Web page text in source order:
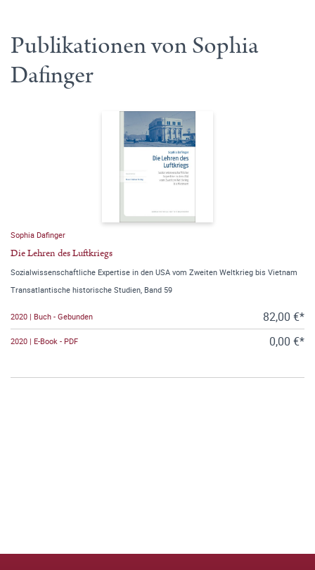
Publikationen von Sophia
Dafinger
Sophia Dafinger
Die Lehren des Luftkriegs
Sozialwissenschaftliche Expertise in den USA vom Zweiten Weltkrieg bis Vietnam
Transatlantische historische Studien, Band 59
2020 | Buch - Gebunden 82,00 €*
2020 | E-Book - PDF 0,00 €*